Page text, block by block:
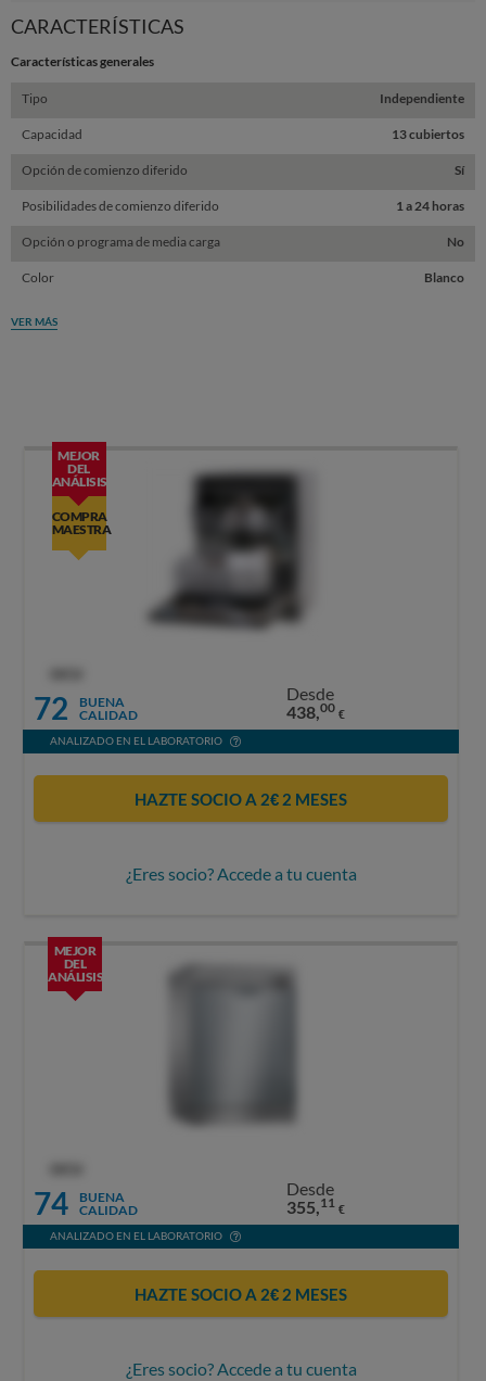
CARACTERÍSTICAS
Características generales
Tipo Independiente
Capacidad 13 cubiertos
Opción de comienzo diferido Sí
Posibilidades de comienzo diferido 1 a 24 horas
Opción o programa de media carga No
Color Blanco
VER MÁS
MEJOR
DEL
ANÁLISIS
COMPRA
MAESTRA
72
BUENA
CALIDAD
Desde
438,00 €
ANALIZADO EN EL LABORATORIO
HAZTE SOCIO A 2€ 2 MESES
¿Eres socio? Accede a tu cuenta
MEJOR
DEL
ANÁLISIS
74
BUENA
CALIDAD
Desde
355,11 €
ANALIZADO EN EL LABORATORIO
HAZTE SOCIO A 2€ 2 MESES
¿Eres socio? Accede a tu cuenta